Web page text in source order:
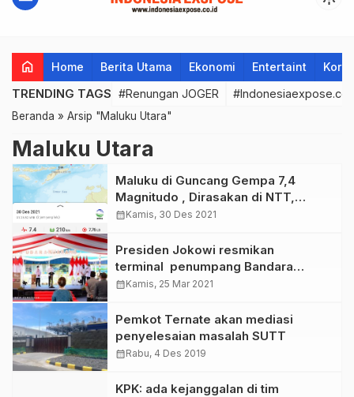
home Home Berita Utama Ekonomi Entertaint
TRENDING TAGS #Renungan JOGER
Beranda » Arsip "Maluku Utara"
Maluku Utara
Maluku di Guncang Gempa 7,4
Magnitudo , Dirasakan di NTT,
Kalimantan dan Papua
calendar_monthKamis, 30 Des 2021
Presiden Jokowi resmikan
terminal penumpang Bandara
Kuabang , Prov. Maluku Utara.
calendar_monthKamis, 25 Mar 2021
Pemkot Ternate akan mediasi
penyelesaian masalah SUTT
calendar_monthRabu, 4 Des 2019
KPK: ada kejanggalan di tim